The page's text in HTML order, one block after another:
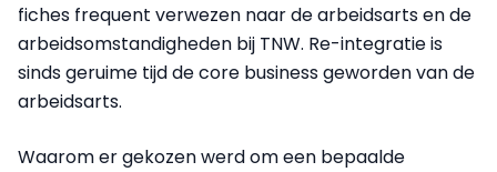
fiches frequent verwezen naar de arbeidsarts en de
arbeidsomstandigheden bij TNW. Re-integratie is
sinds geruime tijd de core business geworden van de
arbeidsarts.
Waarom er gekozen werd om een bepaalde